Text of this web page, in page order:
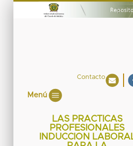
Contacto
Menú
LAS PRACTICAS
PROFESIONALES
INDUCCION